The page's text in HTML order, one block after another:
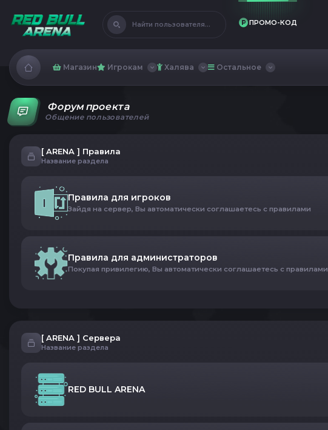
Найти пользователя... ПРОМО-КОД
Магазин Игрокам Халява Остальное
Форум проекта
Общение пользователей
[ ARENA ] Правила
Название раздела
Правила для игроков
Зайдя на сервер, Вы автоматически соглашаетесь с правилами
Правила для администраторов
Покупая привилегию, Вы автоматически соглашаетесь с правилами
[ ARENA ] Сервера
Название раздела
RED BULL ARENA